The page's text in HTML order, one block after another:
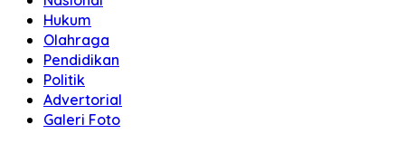
Hukum
Olahraga
Pendidikan
Politik
Advertorial
Galeri Foto